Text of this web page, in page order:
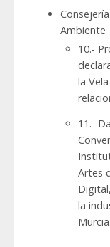
Ambiente
10.-
la
11.-
Artes
la
Murcia.